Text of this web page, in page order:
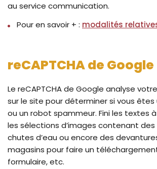
au service communication.
Pour en savoir + : modalités
reCAPTCHA de Google
Le reCAPTCHA de Google analyse
sur le site pour déterminer si vous
ou un robot spammeur. Fini les textes
les sélections d’images contenant
chutes d’eau ou encore des
magasins pour faire un
formulaire, etc.